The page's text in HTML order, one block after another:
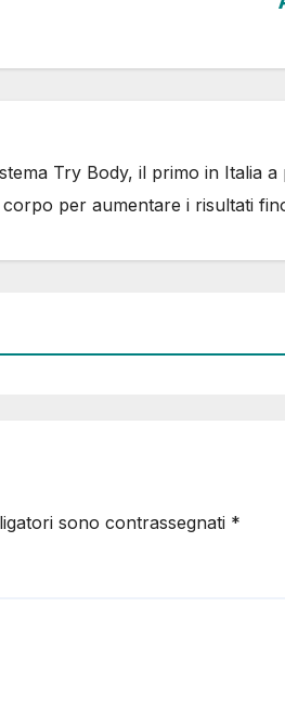
Try Body, il primo in Italia
per aumentare i risultati
sono contrassegnati *